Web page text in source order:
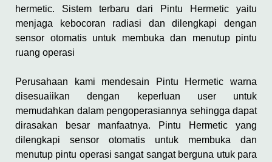
hermetic. Sistem terbaru dari Pintu Hermetic yaitu
menjaga kebocoran radiasi dan dilengkapi dengan
sensor otomatis untuk membuka dan menutup pintu
ruang operasi
Perusahaan kami mendesain Pintu Hermetic warna
disesuaiikan dengan keperluan user untuk
memudahkan dalam pengoperasiannya sehingga dapat
dirasakan besar manfaatnya. Pintu Hermetic yang
dilengkapi sensor otomatis untuk membuka dan
menutup pintu operasi sangat sangat berguna utuk para